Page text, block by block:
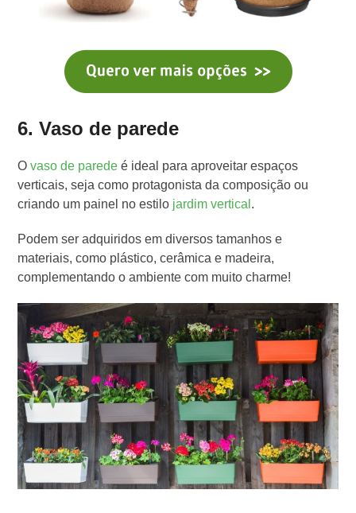
6. Vaso de parede
Ovaso de parede é ideal para aproveitar espaços
verticais, seja como protagonista da composição ou
criando um painel no estilo jardim vertical .
Podem ser adquiridos em diversos tamanhos e
materiais, como plástico, cerâmica e madeira,
complementando o ambiente com muito charme!